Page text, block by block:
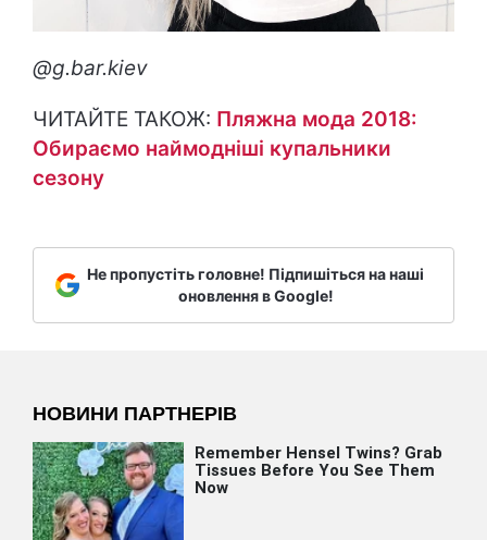
@g.bar.kiev
ЧИТАЙТЕ ТАКОЖ: Пляжна мода 2018:
Обираємо наймодніші купальники
сезону
Не пропустіть головне! Підпишіться на наші
оновлення в Google!